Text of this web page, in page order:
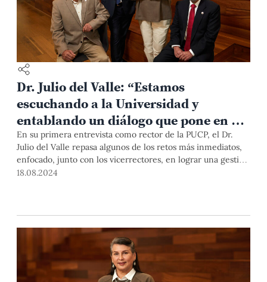
Dr. Julio del Valle: “Estamos
escuchando a la Universidad y
entablando un diálogo que pone en el
centro a las personas”
En su primera entrevista como rector de la PUCP, el Dr.
Julio del Valle repasa algunos de los retos más inmediatos,
enfocado, junto con los vicerrectores, en lograr una gestión
más eficiente de los recursos que permita consolidar una
Salud y un curso bandera para articular, por primera vez en
su historia, a los Estudios Generales Ciencias con los
Estudios Generales Letras.
18.08.2024